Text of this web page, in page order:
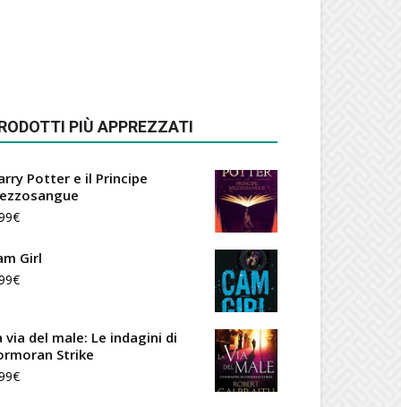
PIÙ APPREZZATI
Potter e il Principe
€
Girl
€
via del male: Le indagini di
Strike
€